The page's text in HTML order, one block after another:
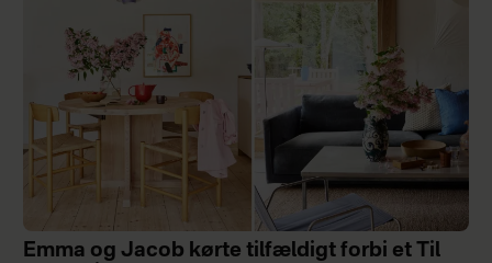
Emma og Jacob kørte tilfældigt forbi et Til